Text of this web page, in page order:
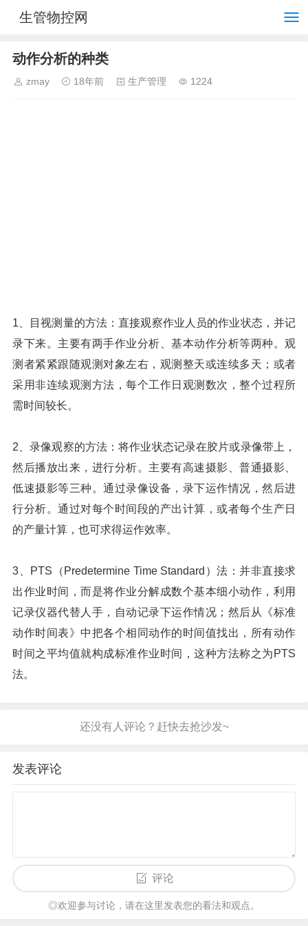
生管物控网
动作分析的种类
zmay 18年前 生产管理 1224
1、目视测量的方法：直接观察作业人员的作业状态，并记
录下来。主要有两手作业分析、基本动作分析等两种。观
测者紧紧跟随观测对象左右，观测整天或连续多天；或者
采用非连续观测方法，每个工作日观测数次，整个过程所
需时间较长。
2、录像观察的方法：将作业状态记录在胶片或录像带上，
然后播放出来，进行分析。主要有高速摄影、普通摄影、
低速摄影等三种。通过录像设备，录下运作情况，然后进
行分析。通过对每个时间段的产出计算，或者每个生产日
的产量计算，也可求得运作效率。
3、PTS（Predetermine Time Standard）法：并非直接求
出作业时间，而是将作业分解成数个基本细小动作，利用
记录仪器代替人手，自动记录下运作情况；然后从《标准
动作时间表》中把各个相同动作的时间值找出，所有动作
时间之平均值就构成标准作业时间，这种方法称之为PTS
法。
发表评论
评论
◎欢迎参与讨论，请在这里发表您的看法和观点。